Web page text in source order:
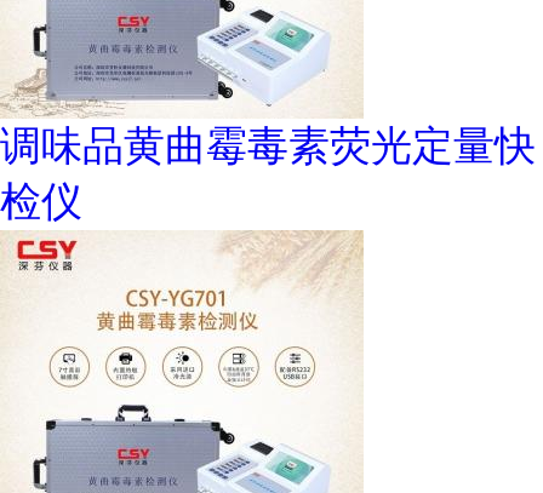
调味品黄曲霉毒素荧光定量快
检仪